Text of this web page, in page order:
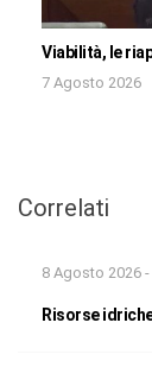
Viabilità, le
7 Agosto 2026
Correlati
8 Agosto 2026 -
Risorse